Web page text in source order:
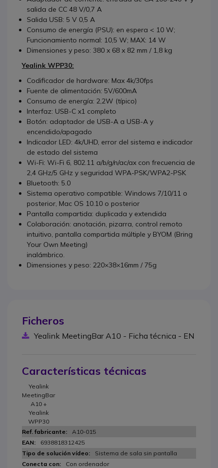
salida de CC 48 V/0,7 A
Salida USB: 5 V 0,5 A
Consumo de energía (PSU): en espera < 10 W;
Funcionamiento normal: 10,5 W; MAX: 14 W
Dimensiones y peso: 380 x 68 x 82 mm / 1,8 kg
Yealink WPP30:
Codificador de hardware: Max 4k/30fps
Fuente de alimentación: 5V/600mA
Consumo de energía: 2,2W (típico)
Interfaz: USB-C x1 completo
Botón: adaptador de USB-A a USB-A y
encendido/apagado
Indicador LED: 4k/UHD, error del sistema e indicador
de estado del sistema
Wi-Fi: Wi-Fi 6, 802.11 a/b/g/n/ac/ax con frecuencia de
2,4 GHz/5 GHz y seguridad WPA-PSK/WPA2-PSK
Bluetooth: 5.0
Sistema operativo compatible: Windows 7/10/11 o
posterior, Mac OS 10.10 o posterior
Pantalla compartida: duplicada y extendida
Colaboración: anotación, pizarra, control remoto
intuitivo, pantalla compartida múltiple y BYOM (Bring
Your Own Meeting)
inalámbrico.
Dimensiones y peso: 220×38×16mm / 75g
Ficheros
Yealink MeetingBar A10 - Ficha técnica - EN
Características técnicas
Yealink
MeetingBar
A10 +
Yealink
WPP30
A10-015
6938818312425
Sistema de sala sin pantalla
Con ordenador